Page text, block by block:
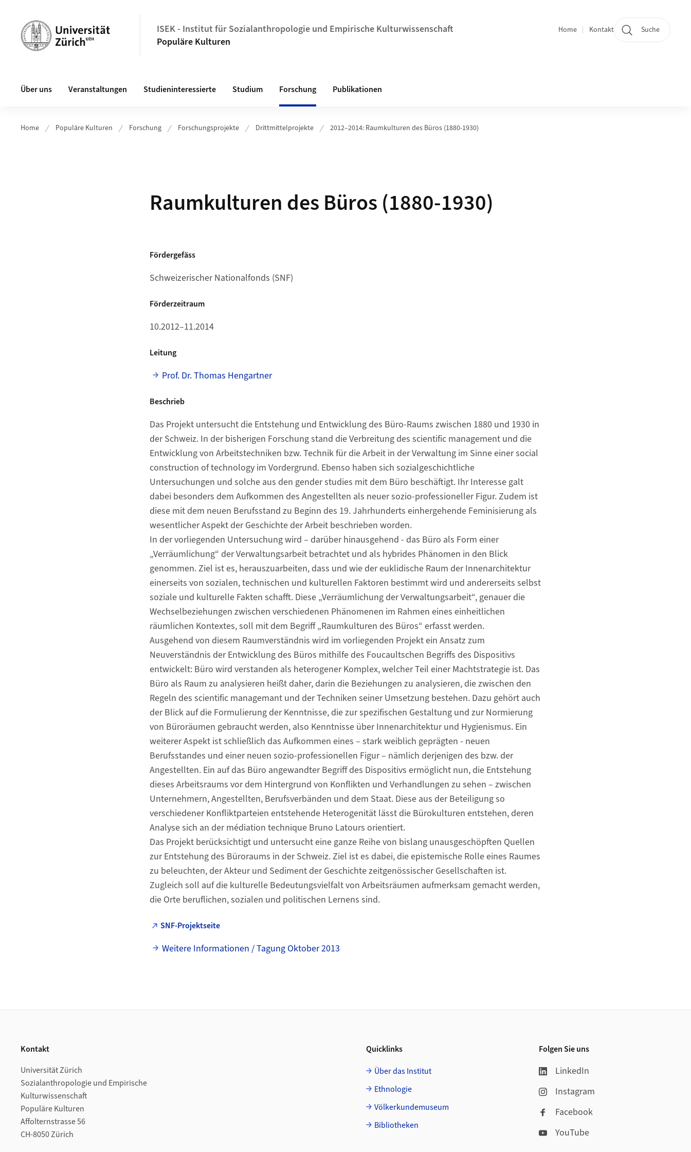
ISEK - Institut für Sozialanthropologie und Empirische Kulturwissenschaft
Populäre Kulturen
Quicklinks
Home Kontakt Suche
Über uns Veranstaltungen Studieninteressierte Studium Forschung Publikationen
Home Populäre Kulturen Forschung Forschungsprojekte Drittmittelprojekte 2012–2014: Raumkulturen des Büros (1880-1930)
Raumkulturen des Büros (1880-1930)
Fördergefäss
Schweizerischer Nationalfonds (SNF)
Förderzeitraum
10.2012–11.2014
Leitung
Prof. Dr. Thomas Hengartner
Beschrieb
Das Projekt untersucht die Entstehung und Entwicklung des Büro-Raums zwischen 1880 und 1930 in
der Schweiz. In der bisherigen Forschung stand die Verbreitung des scientific management und die
Entwicklung von Arbeitstechniken bzw. Technik für die Arbeit in der Verwaltung im Sinne einer social
construction of technology im Vordergrund. Ebenso haben sich sozialgeschichtliche
Untersuchungen und solche aus den gender studies mit dem Büro beschäftigt. Ihr Interesse galt
dabei besonders dem Aufkommen des Angestellten als neuer sozio-professioneller Figur. Zudem ist
diese mit dem neuen Berufsstand zu Beginn des 19. Jahrhunderts einhergehende Feminisierung als
wesentlicher Aspekt der Geschichte der Arbeit beschrieben worden.
In der vorliegenden Untersuchung wird – darüber hinausgehend - das Büro als Form einer
„Verräumlichung“ der Verwaltungsarbeit betrachtet und als hybrides Phänomen in den Blick
genommen. Ziel ist es, herauszuarbeiten, dass und wie der euklidische Raum der Innenarchitektur
einerseits von sozialen, technischen und kulturellen Faktoren bestimmt wird und andererseits selbst
soziale und kulturelle Fakten schafft. Diese „Verräumlichung der Verwaltungsarbeit“, genauer die
Wechselbeziehungen zwischen verschiedenen Phänomenen im Rahmen eines einheitlichen
räumlichen Kontextes, soll mit dem Begriff „Raumkulturen des Büros“ erfasst werden.
Ausgehend von diesem Raumverständnis wird im vorliegenden Projekt ein Ansatz zum
Neuverständnis der Entwicklung des Büros mithilfe des Foucaultschen Begriffs des Dispositivs
entwickelt: Büro wird verstanden als heterogener Komplex, welcher Teil einer Machtstrategie ist. Das
Büro als Raum zu analysieren heißt daher, darin die Beziehungen zu analysieren, die zwischen den
Regeln des scientific managemant und der Techniken seiner Umsetzung bestehen. Dazu gehört auch
der Blick auf die Formulierung der Kenntnisse, die zur spezifischen Gestaltung und zur Normierung
von Büroräumen gebraucht werden, also Kenntnisse über Innenarchitektur und Hygienismus. Ein
weiterer Aspekt ist schließlich das Aufkommen eines – stark weiblich geprägten - neuen
Berufsstandes und einer neuen sozio-professionellen Figur – nämlich derjenigen des bzw. der
Angestellten. Ein auf das Büro angewandter Begriff des Dispositivs ermöglicht nun, die Entstehung
dieses Arbeitsraums vor dem Hintergrund von Konflikten und Verhandlungen zu sehen – zwischen
Unternehmern, Angestellten, Berufsverbänden und dem Staat. Diese aus der Beteiligung so
verschiedener Konfliktparteien entstehende Heterogenität lässt die Bürokulturen entstehen, deren
Analyse sich an der médiation technique Bruno Latours orientiert.
Das Projekt berücksichtigt und untersucht eine ganze Reihe von bislang unausgeschöpften Quellen
zur Entstehung des Büroraums in der Schweiz. Ziel ist es dabei, die epistemische Rolle eines Raumes
zu beleuchten, der Akteur und Sediment der Geschichte zeitgenössischer Gesellschaften ist.
Zugleich soll auf die kulturelle Bedeutungsvielfalt von Arbeitsräumen aufmerksam gemacht werden,
die Orte beruflichen, sozialen und politischen Lernens sind.
SNF-Projektseite
Weitere Informationen / Tagung Oktober 2013
Kontakt
Universität Zürich
Sozialanthropologie und Empirische
Kulturwissenschaft
Populäre Kulturen
Affolternstrasse 56
CH-8050 Zürich
Quicklinks
Über das Institut
Ethnologie
Völkerkundemuseum
Bibliotheken
Folgen Sie uns
LinkedIn
Instagram
Facebook
YouTube